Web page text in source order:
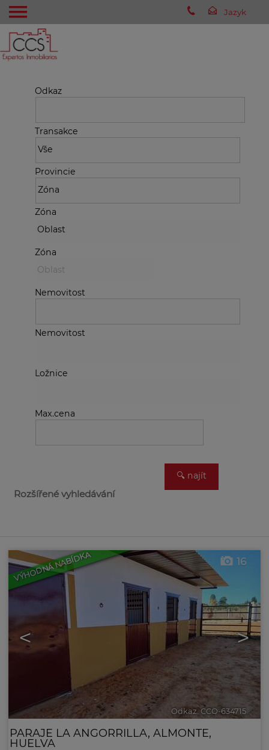
Odkaz
Transakce
Provincie
Zóna
Zóna
Nemovitost
Nemovitost
Ložnice
Max.cena
Rozšířené vyhledávání
VÝHODNÁ NABÍDKA
< >
16
Odkaz. CCO-634715 🔗
PARAJE LA ANGORRILLA, ALMONTE,
HUELVA